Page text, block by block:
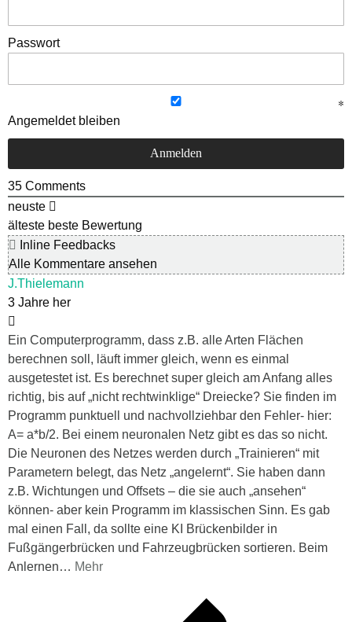
Passwort
Angemeldet bleiben
35 Comments
neuste
älteste beste Bewertung
Inline Feedbacks
Alle Kommentare ansehen
J.Thielemann
3 Jahre her
Ein Computerprogramm, dass z.B. alle Arten Flächen
berechnen soll, läuft immer gleich, wenn es einmal
ausgetestet ist. Es berechnet super gleich am Anfang alles
richtig, bis auf „nicht rechtwinklige“ Dreiecke? Sie finden im
Programm punktuell und nachvollziehbar den Fehler- hier:
A= a*b/2. Bei einem neuronalen Netz gibt es das so nicht.
Die Neuronen des Netzes werden durch „Trainieren“ mit
Parametern belegt, das Netz „angelernt“. Sie haben dann
z.B. Wichtungen und Offsets – die sie auch „ansehen“
können- aber kein Programm im klassischen Sinn. Es gab
mal einen Fall, da sollte eine KI Brückenbilder in
Fußgängerbrücken und Fahrzeugbrücken sortieren. Beim
Anlernen… Mehr